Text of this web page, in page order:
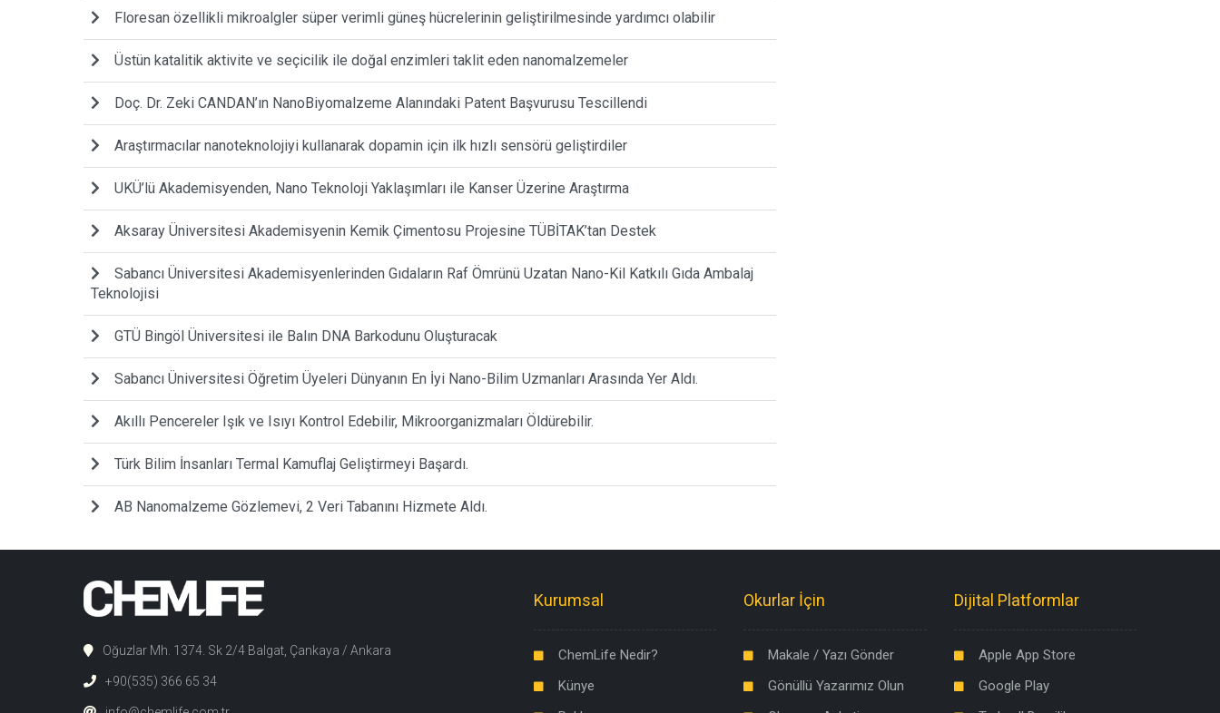
Floresan özellikli mikroalgler süper verimli güneş hücrelerinin geliştirilmesinde yardımcı olabilir
Üstün katalitik aktivite ve seçicilik ile doğal enzimleri taklit eden nanomalzemeler
Doç. Dr. Zeki CANDAN’ın NanoBiyomalzeme Alanındaki Patent Başvurusu Tescillendi
Araştırmacılar nanoteknolojiyi kullanarak dopamin için ilk hızlı sensörü geliştirdiler
UKÜ’lü Akademisyenden, Nano Teknoloji Yaklaşımları ile Kanser Üzerine Araştırma
Aksaray Üniversitesi Akademisyenin Kemik Çimentosu Projesine TÜBİTAK’tan Destek
Sabancı Üniversitesi Akademisyenlerinden Gıdaların Raf Ömrünü Uzatan Nano-Kil Katkılı Gıda Ambalaj
Teknolojisi
GTÜ Bingöl Üniversitesi ile Balın DNA Barkodunu Oluşturacak
Sabancı Üniversitesi Öğretim Üyeleri Dünyanın En İyi Nano-Bilim Uzmanları Arasında Yer Aldı.
Akıllı Pencereler Işık ve Isıyı Kontrol Edebilir, Mikroorganizmaları Öldürebilir.
Türk Bilim İnsanları Termal Kamuflaj Geliştirmeyi Başardı.
AB Nanomalzeme Gözlemevi, 2 Veri Tabanını Hizmete Aldı.
Oğuzlar Mh. 1374. Sk 2/4 Balgat, Çankaya / Ankara
+90(535) 366 65 34
Kurumsal
ChemLife Nedir?
Künye
Okurlar İçin
Makale / Yazı Gönder
Gönüllü Yazarımız Olun
Dijital Platformlar
Apple App Store
Google Play